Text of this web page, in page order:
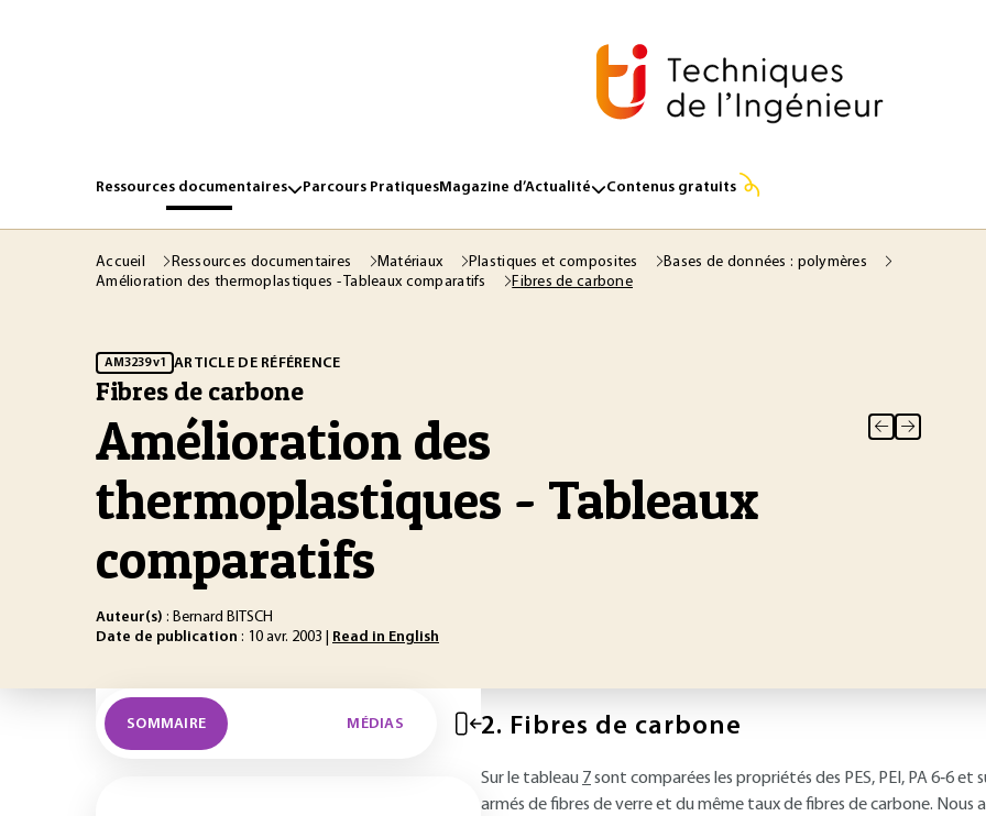
Ressources documentaires Parcours PratiquesMagazine d’Actualité Contenus gratuits
Accueil Ressources documentaires Matériaux Plastiques et composites
Bases de données : polymères
Amélioration des thermoplastiques - Tableaux comparatifs
Fibres de carbone
AM3239 v1 ARTICLE DE RÉFÉRENCE
Fibres de carbone
Amélioration des
thermoplastiques - Tableaux
comparatifs
Auteur(s) : Bernard BITSCH
Date de publication : 10 avr. 2003 | Read in English
SOMMAIRE MÉDIAS 2. Fibres de carbone
Sur le tableau 7sont comparées les propriétés des PES, PEI, PA 6‐6 et
armés de fibres de verre et du même taux de fibres de carbone. Nous